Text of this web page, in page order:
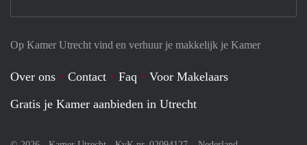
Op Kamer Utrecht vind en verhuur je makkelijk je Kamer
Over ons Contact Faq
Voor Makelaars
Gratis je Kamer aanbieden in Utrecht